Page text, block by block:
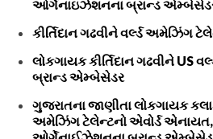
ઓર્ગેનાઇઝેશનના બ્રાન્ડ
કીર્તિદાન ગઢવીને વર્લ્ડ અમેઝિંગ
લોકગાયક કીર્તિદાન ગઢવીને US
બ્રાન્ડ એમ્બેસેડર
ગુજરાતના જાણીતા લોકગાયક
અમેઝિંગ ટેલેન્ટનો એવોર્ડ એનાયત,